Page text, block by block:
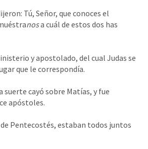
Tú, Señor, que conoces el
nos a cuál de estos dos has
y apostolado, del cual Judas se
que le correspondía.
suerte cayó sobre Matías, y fue
apóstoles.
Pentecostés, estaban todos juntos